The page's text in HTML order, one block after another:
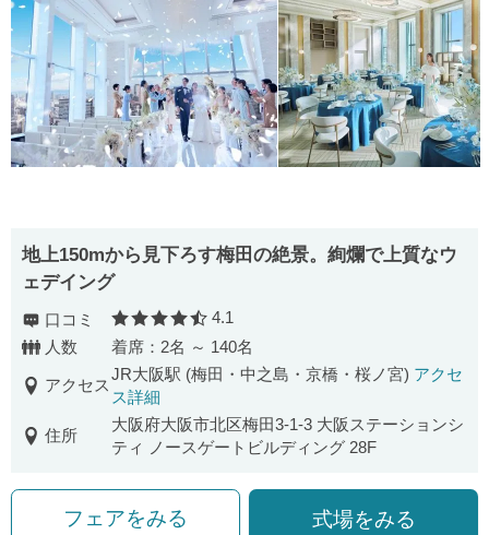
地上150mから見下ろす梅田の絶景。絢爛で上質なウ
ェデイング
口コミ 口コミ評価
4.1
人数
着席：2名 ～ 140名
アクセス
JR大阪駅 (梅田・中之島・京橋・桜ノ宮) アクセ
ス詳細
住所
大阪府大阪市北区梅田3-1-3 大阪ステーションシ
ティ ノースゲートビルディング 28F
フェアをみる 式場をみる